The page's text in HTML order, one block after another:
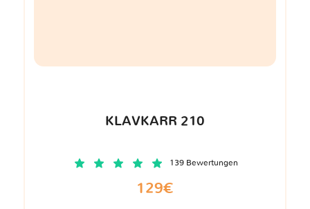
KLAVKARR 210
139 Bewertungen
129€